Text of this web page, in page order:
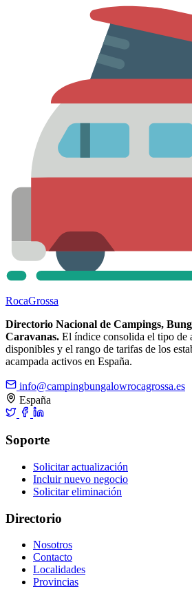
RocaGrossa
Directorio Nacional de Campings,
Caravanas. El índice consolida el tipo de
disponibles y el rango de tarifas de los
acampada activos en España.
info@campingbungalowrocagrossa.es
España
Soporte
Solicitar actualización
Incluir nuevo negocio
Solicitar eliminación
Directorio
Nosotros
Contacto
Localidades
Provincias